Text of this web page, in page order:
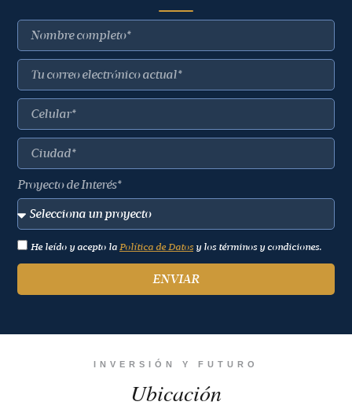
Proyecto de Interés*
He leído y acepto la Política de Datos y los términos y condiciones.
ENVIAR
INVERSIÓN Y FUTURO
Ubicación